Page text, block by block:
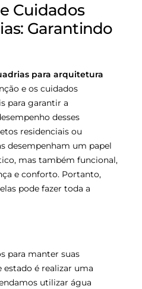
Cuidados
Garantindo
para arquitetura
e os cuidados
para garantir a
desses
residenciais ou
desempenham um papel
mas também funcional,
e conforto. Portanto,
pode fazer toda a
para manter suas
estado é realizar uma
utilizar água